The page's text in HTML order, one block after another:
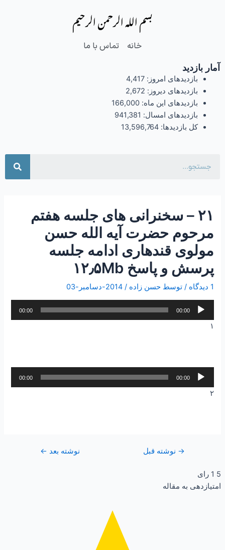
بسم الله الرحمن الرحیم
خانه تماس با ما
آمار بازدید
بازدیدهای امروز: 4,417
بازدیدهای دیروز: 2,672
بازدیدهای این ماه: 166,000
بازدیدهای امسال: 941,381
کل بازدیدها: 13,596,764
۲۱ – سخنرانی های جلسه هفتم
مرحوم حضرت آیه الله حسن
مولوی قندهاری ادامه جلسه
پرسش و پاسخ ۱۲٫۵Mb
1 دیدگاه / توسطحسن زاده/2014-دسامبر-03
پخش‌کننده
00:00
00:00
۱
پخش‌کننده
00:00
00:00
۲
→ نوشته قبل نوشته بعد ←
5
1 رای
امتیازدهی به مقاله